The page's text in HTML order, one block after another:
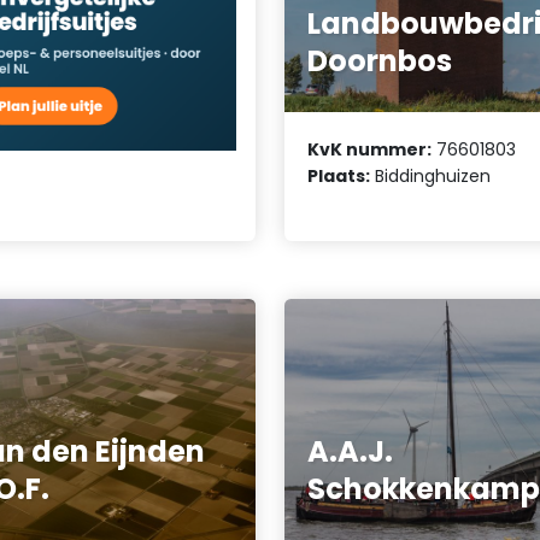
Doornbos
KvK nummer: 76601803
Plaats: Biddinghuizen
den Eijnden
A.A.J.
Schokkenkamp